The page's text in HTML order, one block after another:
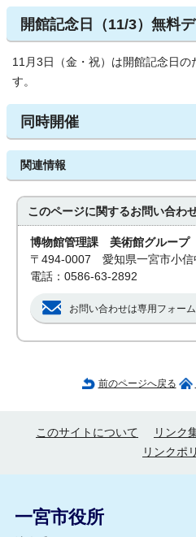
開館記念日（11/3）無料
11月3日（金・祝）は開館記念日の
す。
同時開催
関連情報
このページに関するお問い合わ
博物館管理課 美術館グループ
〒494-0007 愛知県一宮市小信
電話：0586-63-2892
お問い合わせは専用フォー
前のページへ戻る
このサイトについて リンク
リンクポ
一宮市役所